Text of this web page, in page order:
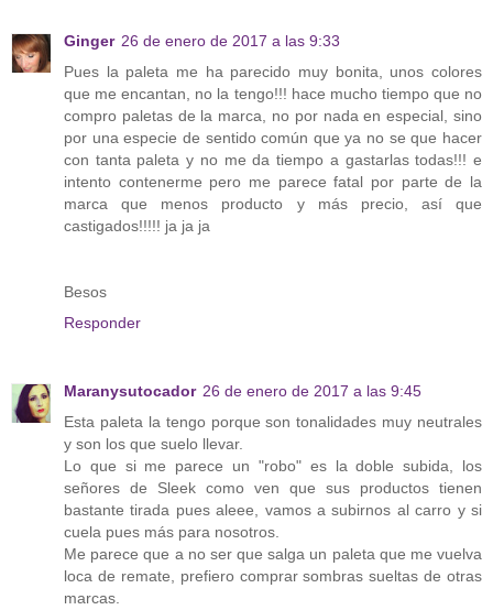
Ginger 26 de enero de 2017 a las 9:33
Pues la paleta me ha parecido muy bonita, unos colores
que me encantan, no la tengo!!! hace mucho tiempo que no
compro paletas de la marca, no por nada en especial, sino
por una especie de sentido común que ya no se que hacer
con tanta paleta y no me da tiempo a gastarlas todas!!! e
intento contenerme pero me parece fatal por parte de la
marca que menos producto y más precio, así que
castigados!!!!! ja ja ja
Besos
Responder
Maranysutocador 26 de enero de 2017 a las 9:45
Esta paleta la tengo porque son tonalidades muy neutrales
y son los que suelo llevar.
Lo que si me parece un "robo" es la doble subida, los
señores de Sleek como ven que sus productos tienen
bastante tirada pues aleee, vamos a subirnos al carro y si
cuela pues más para nosotros.
Me parece que a no ser que salga un paleta que me vuelva
loca de remate, prefiero comprar sombras sueltas de otras
marcas.